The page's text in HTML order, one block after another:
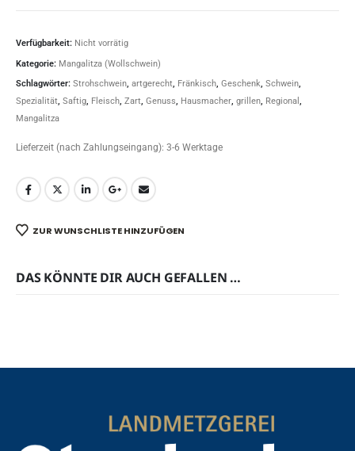
Verfügbarkeit: Nicht vorrätig
Kategorie: Mangalitza (Wollschwein)
Schlagwörter: Strohschwein, artgerecht, Fränkisch, Geschenk, Schwein,
Spezialität, Saftig, Fleisch, Zart, Genuss, Hausmacher, grillen, Regional ,
Mangalitza
Lieferzeit (nach Zahlungseingang): 3-6 Werktage
ZUR WUNSCHLISTE HINZUFÜGEN
DAS KÖNNTE DIR AUCH GEFALLEN …